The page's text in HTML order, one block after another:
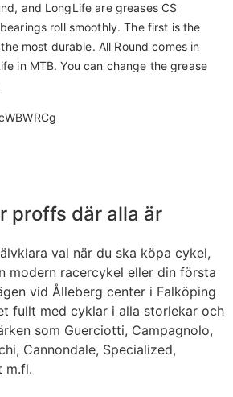
and LongLife are greases CS
roll smoothly. The first is the
most durable. All Round comes in
in MTB. You can change the grease
proffs där alla är
val när du ska köpa cykel,
modern racercykel eller din första
vid Ålleberg center i Falköping
fullt med cyklar i alla storlekar och
som Guerciotti, Campagnolo,
Cannondale, Specialized,
m.fl.